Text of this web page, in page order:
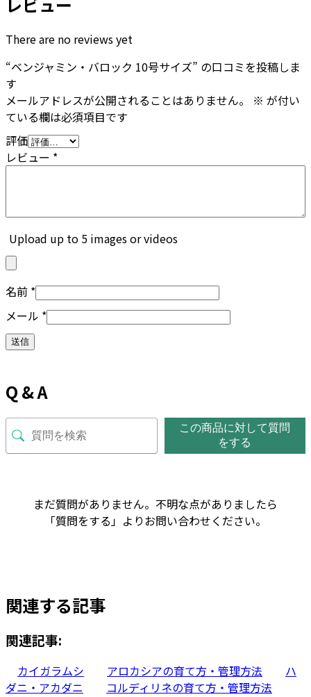
There are no reviews yet
“ベンジャミン・バロック 10号サイズ” の口コミを投稿しま
す
メールアドレスが公開されることはありません。
※ が付い
ている欄は必須項目です
評価
レビュー *
Upload up to 5 images or videos
名前 *
メール *
Q & A
この商品に対して質問
をする
まだ質問がありません。不明な点がありましたら
「質問をする」よりお問い合わせください。
関連する記事
関連記事:
カイガラムシ アロカシアの育て方・管理方法
ハ
ダニ・アカダニ
コルディリネの育て方・管理方法